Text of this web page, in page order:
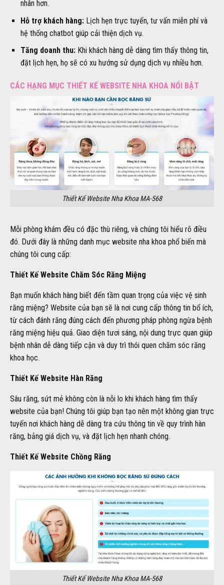
nhân hơn.
Hỗ trợ khách hàng:Lịch hẹn trực tuyến, tư vấn miễn phí và
hệ thống chatbot giúp cải thiện dịch vụ.
Tăng doanh thu:Khi khách hàng dễ dàng tìm thấy thông tin,
đặt lịch hẹn, họ sẽ có xu hướng sử dụng dịch vụ nhiều hơn.
CÁC HẠNG MỤC THIẾT KẾ WEBSITE NHA KHOA NỔI BẬT
Thiết Kế Website Nha Khoa MA-568
Mỗi phòng khám đều có đặc thù riêng, và chúng tôi hiểu rõ điều
đó. Dưới đây là những danh mục website nha khoa phổ biến mà
chúng tôi cung cấp:
Thiết Kế Website Chăm Sóc Răng Miệng
Bạn muốn khách hàng biết đến tầm quan trọng của việc vệ sinh
răng miệng? Website của bạn sẽ là nơi cung cấp thông tin bổ ích,
từ cách đánh răng đúng cách đến phương pháp phòng ngừa bệnh
răng miệng hiệu quả. Giao diện tươi sáng, nội dung trực quan giúp
bệnh nhân dễ dàng tiếp cận và duy trì thói quen chăm sóc răng
khoa học.
Thiết Kế Website Hàn Răng
Sâu răng, sứt mẻ không còn là nỗi lo khi khách hàng tìm thấy
website của bạn! Chúng tôi giúp bạn tạo nên một không gian trực
tuyến nơi khách hàng dễ dàng tra cứu thông tin về quy trình hàn
răng, bảng giá dịch vụ, và đặt lịch hẹn nhanh chóng.
Thiết Kế Website Chồng Răng
Thiết Kế Website Nha Khoa MA-568